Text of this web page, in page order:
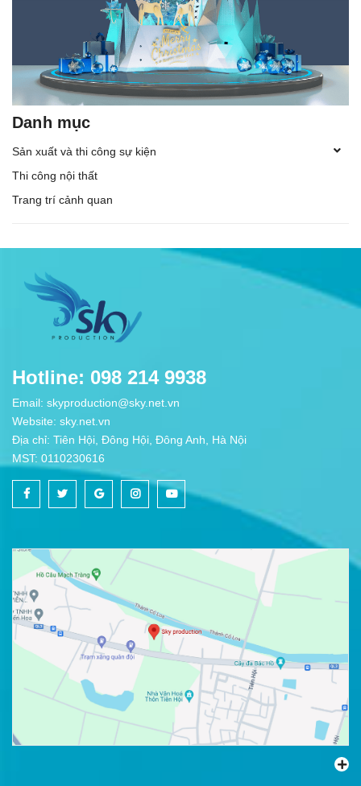
Danh mục
Sản xuất và thi công sự kiện
Thi công nội thất
Trang trí cảnh quan
Hotline: 098 214 9938
Email: skyproduction@sky.net.vn
Website: sky.net.vn
Địa chỉ: Tiên Hội, Đông Hội, Đông Anh, Hà Nội
MST: 0110230616